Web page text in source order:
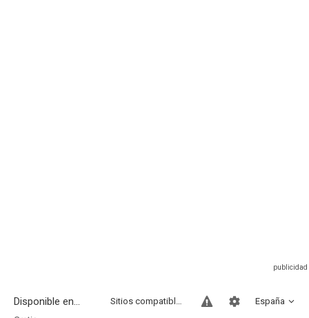
Disponible en... España
Sitios compatibles